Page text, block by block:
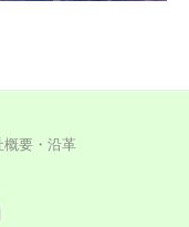
概要・沿革
YouTube